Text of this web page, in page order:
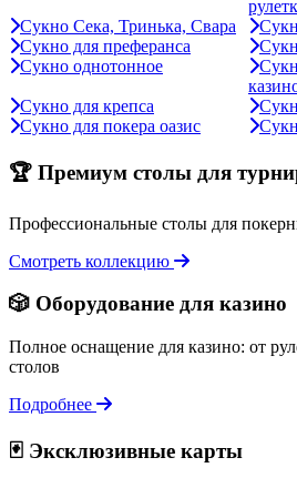
Сукно Сека, Тринька, Свара
Сукно для преферанса
Сукно однотонное
Сукно для крепса
Сукно для покера оазис
🏆 Премиум столы для
Профессиональные столы для
Смотреть коллекцию
🎲 Оборудование для казино
Полное оснащение для казино: от
столов
Подробнее
🃏 Эксклюзивные карты